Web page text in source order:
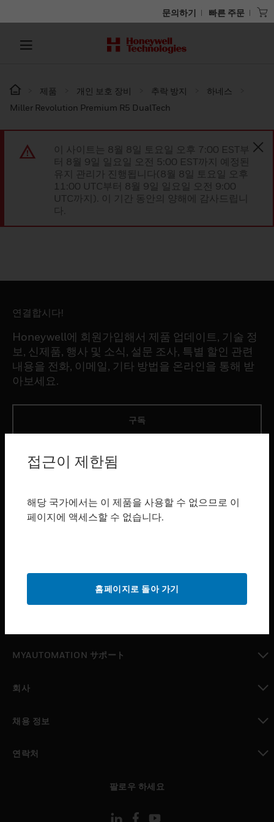
문의하기 빠른 주문
제품 개인 보호 장비 추락 방지
하네스
Miller Revolution Premium R5 DualTech
이 사이트는 8월 8일 토요일 오후 7:00 EST부
터 8월 9일 일요일 오전 5:00 EST까지 예정된
유지 관리가 진행됩니다(8월 8일 토요일 오후
11:00 UTC부터 8월 9일 일요일 오전 9:00
UTC까지). 이 기간 동안의 양해에 감사드립니
다.
연결합시다!
Honeywell에 회원가입해서 제품 업데이트, 기술 정
보, 신제품, 행사 및 소식, 설문 조사, 특별 할인 관련
내용을 전화, 이메일, 기타 방법을 온라인을 통해 받
아보세요.
구독
제품
toggle view
서비스
MYAUTOMATION サポート
회사
채용 정보
연락처
팔로우 하세요
접근이 제한됨
해당 국가에서는 이 제품을 사용할 수 없으므로 이
페이지에 액세스할 수 없습니다.
홈페이지로 돌아 가기